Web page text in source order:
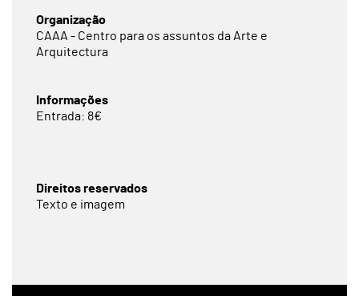
Organização
CAAA - Centro para os assuntos da Arte e
Arquitectura
Informações
Entrada: 8€
Direitos reservados
Texto e imagem